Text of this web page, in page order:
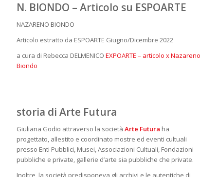
N. BIONDO – Articolo su ESPOARTE
NAZARENO BIONDO
Articolo estratto da ESPOARTE Giugno/Dicembre 2022
a cura di Rebecca DELMENICO EXPOARTE – articolo x Nazareno
Biondo
storia di Arte Futura
Giuliana Godio attraverso la società Arte Futura ha
progettato, allestito e coordinato mostre ed eventi cultuali
presso Enti Pubblici, Musei, Associazioni Cultuali, Fondazioni
pubbliche e private, gallerie d’arte sia pubbliche che private.
Inoltre, la società predisponeva gli archivi e le autentiche di